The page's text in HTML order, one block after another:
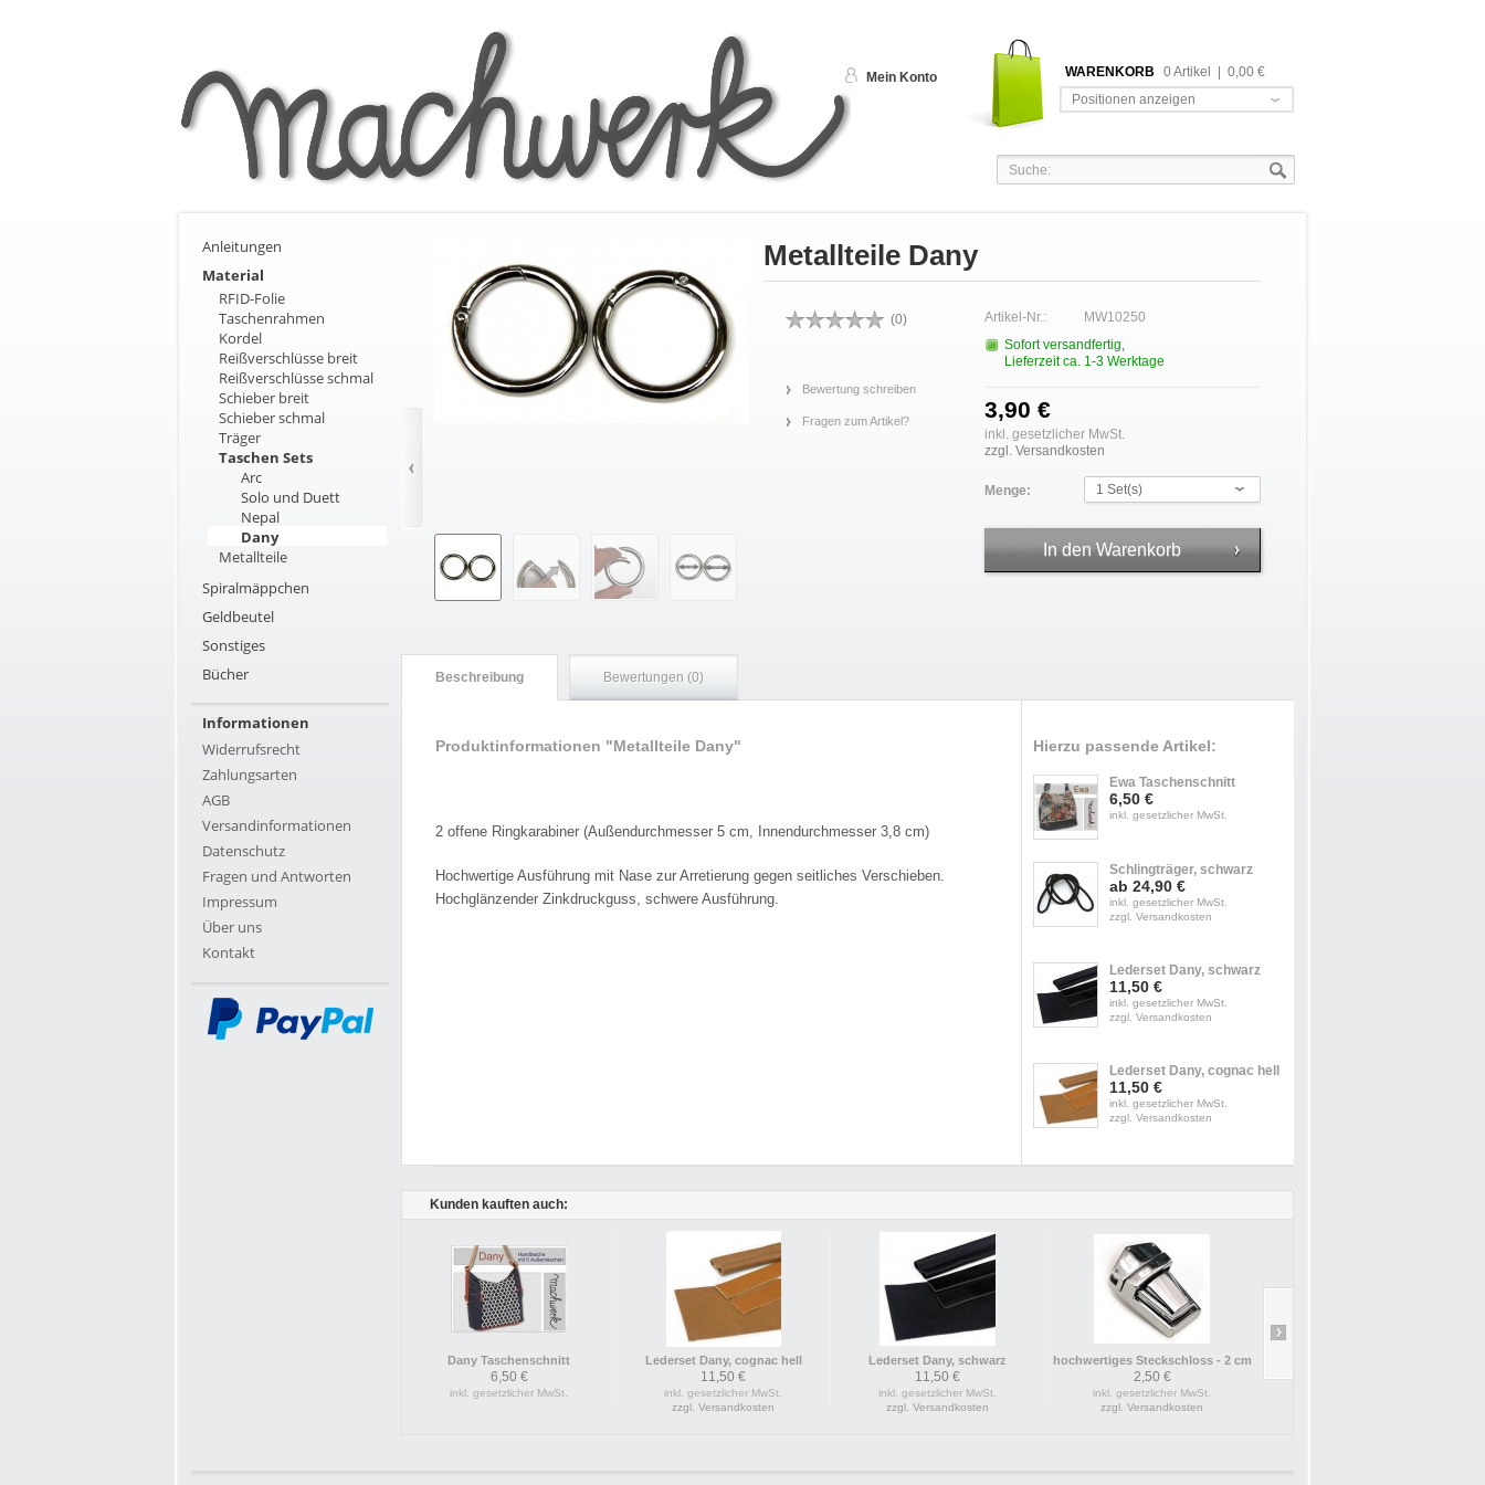
Mein Konto WARENKORB 0 Artikel
0,00 €
Positionen anzeigen
Anleitungen
Material
RFID-Folie
Taschenrahmen
Kordel
Reißverschlüsse breit
Reißverschlüsse schmal
Schieber breit
Schieber schmal
Träger
Taschen Sets
Arc
Solo und Duett
Nepal
Dany
Metallteile
Spiralmäppchen
Geldbeutel
Sonstiges
Bücher
Informationen
Widerrufsrecht
Zahlungsarten
AGB
Versandinformationen
Datenschutz
Fragen und Antworten
Impressum
Über uns
Kontakt
Metallteile Dany
(0)
Bewertung schreiben
Fragen zum Artikel?
Artikel-Nr.:
MW10250
Sofort versandfertig,
Lieferzeit ca. 1-3 Werktage
3,90 €
inkl. gesetzlicher MwSt.
zzgl. Versandkosten
Menge: 1 Set(s)
Beschreibung Bewertungen (0)
Produktinformationen "Metallteile Dany"
2 offene Ringkarabiner (Außendurchmesser 5 cm, Innendurchmesser 3,8 cm)
Hochwertige Ausführung mit Nase zur Arretierung gegen seitliches Verschieben.
Hochglänzender Zinkdruckguss, schwere Ausführung.
Hierzu passende Artikel:
Ewa Taschenschnitt
6,50 €
inkl. gesetzlicher MwSt.
Schlingträger, schwarz
ab 24,90 €
inkl. gesetzlicher MwSt.
zzgl. Versandkosten
Lederset Dany, schwarz
11,50 €
inkl. gesetzlicher MwSt.
zzgl. Versandkosten
Lederset Dany, cognac hell
11,50 €
inkl. gesetzlicher MwSt.
zzgl. Versandkosten
Kunden kauften auch:
Dany Taschenschnitt
6,50 €
inkl. gesetzlicher MwSt.
Lederset Dany, cognac hell
11,50 €
inkl. gesetzlicher MwSt.
zzgl. Versandkosten
Lederset Dany, schwarz
11,50 €
inkl. gesetzlicher MwSt.
zzgl. Versandkosten
hochwertiges Steckschloss - 2 cm
2,50 €
inkl. gesetzlicher MwSt.
zzgl. Versandkosten